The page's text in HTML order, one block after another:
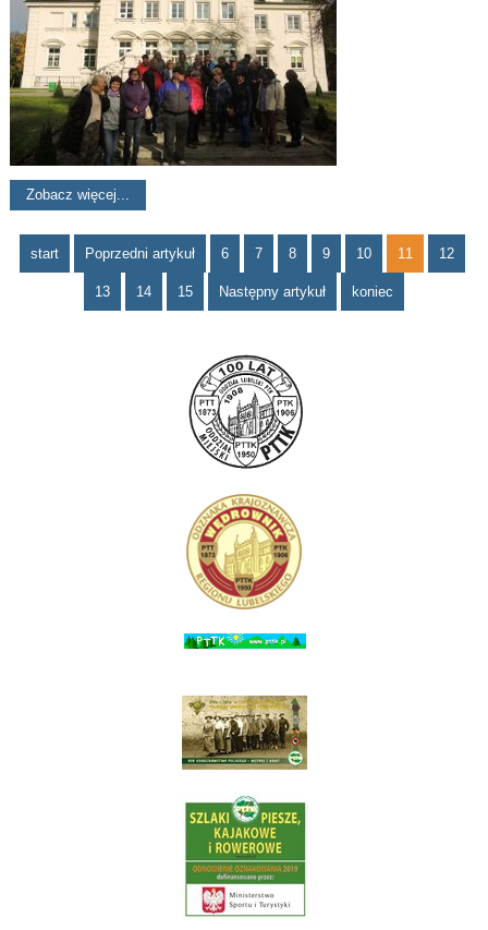
Zobacz więcej...
start Poprzedni artykuł 6 7 8 9 10 11 12
13 14 15 Następny artykuł koniec